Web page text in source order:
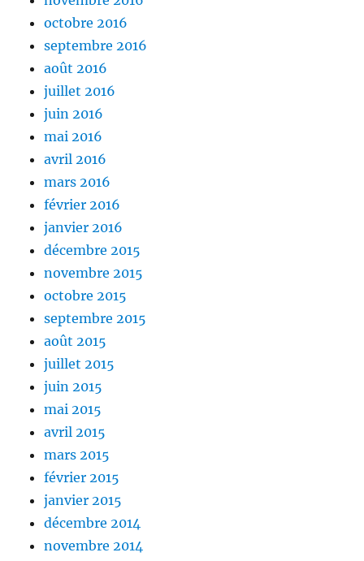
octobre 2016
septembre 2016
août 2016
juillet 2016
juin 2016
mai 2016
avril 2016
mars 2016
février 2016
janvier 2016
décembre 2015
novembre 2015
octobre 2015
septembre 2015
août 2015
juillet 2015
juin 2015
mai 2015
avril 2015
mars 2015
février 2015
janvier 2015
décembre 2014
novembre 2014